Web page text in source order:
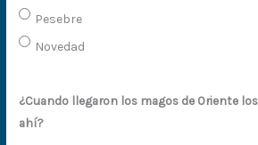
Pesebre
Novedad
¿Cuando llegaron los magos de Oriente
ahí?